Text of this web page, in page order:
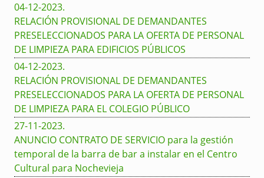
04-12-2023.
RELACIÓN PROVISIONAL DE DEMANDANTES
PRESELECCIONADOS PARA LA OFERTA DE PERSONAL
DE LIMPIEZA PARA EDIFICIOS PÚBLICOS
04-12-2023.
RELACIÓN PROVISIONAL DE DEMANDANTES
PRESELECCIONADOS PARA LA OFERTA DE PERSONAL
DE LIMPIEZA PARA EL COLEGIO PÚBLICO
27-11-2023.
ANUNCIO CONTRATO DE SERVICIO para la gestión
temporal de la barra de bar a instalar en el Centro
Cultural para Nochevieja